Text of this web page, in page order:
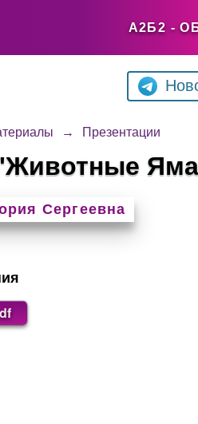
А2Б2 -
→ Презентации
Сергеевна